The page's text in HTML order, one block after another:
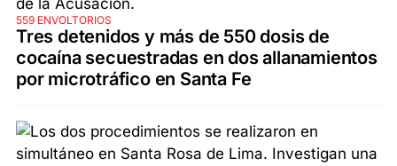
559 ENVOLTORIOS
Tres detenidos y más de 550 dosis de
cocaína secuestradas en dos allanamientos
por microtráfico en Santa Fe